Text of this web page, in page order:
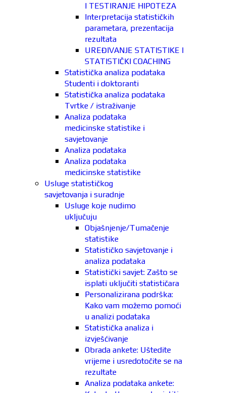
I TESTIRANJE HIPOTEZA
Interpretacija statističkih
parametara, prezentacija
rezultata
UREĐIVANJE STATISTIKE I
STATISTIČKI COACHING
Statistička analiza podataka
Studenti i doktoranti
Statistička analiza podataka
Tvrtke / istraživanje
Analiza podataka
medicinske statistike i
savjetovanje
Analiza podataka
Analiza podataka
medicinske statistike
Usluge statističkog
savjetovanja i suradnje
Usluge koje nudimo
uključuju
Objašnjenje/Tumačenje
statistike
Statističko savjetovanje i
analiza podataka
Statistički savjet: Zašto se
isplati uključiti statističara
Personalizirana podrška:
Kako vam možemo pomoći
u analizi podataka
Statistička analiza i
izvješćivanje
Obrada ankete: Uštedite
vrijeme i usredotočite se na
rezultate
Analiza podataka ankete: